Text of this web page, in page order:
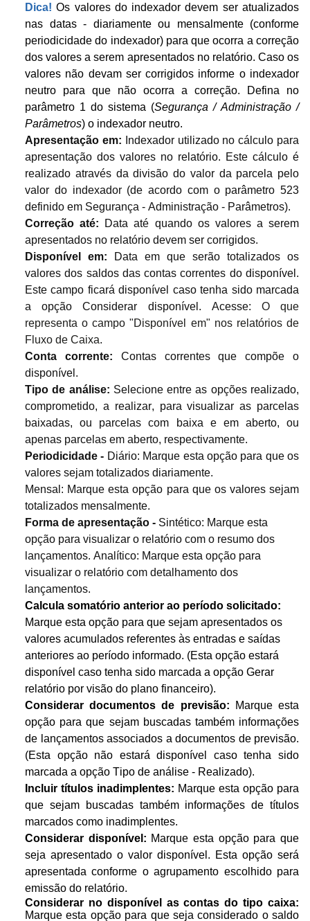
Dica! Os valores do indexador devem ser atualizados
nas datas - diariamente ou mensalmente (conforme
periodicidade do indexador) para que ocorra a correção
dos valores a serem apresentados no relatório. Caso os
valores não devam ser corrigidos informe o indexador
neutro para que não ocorra a correção. Defina no
parâmetro 1 do sistema (Segurança / Administração /
Parâmetros) o indexador neutro.
Apresentação em: Indexador utilizado no cálculo para
apresentação dos valores no relatório. Este cálculo é
realizado através da divisão do valor da parcela pelo
valor do indexador (de acordo com o parâmetro 523
definido em Segurança - Administração - Parâmetros).
Correção até: Data até quando os valores a serem
apresentados no relatório devem ser corrigidos.
Disponível em: Data em que serão totalizados os
valores dos saldos das contas correntes do disponível.
Este campo ficará disponível caso tenha sido marcada
a opção Considerar disponível. Acesse: O que
representa o campo "Disponível em" nos relatórios de
Fluxo de Caixa.
Conta corrente: Contas correntes que compõe o
disponível.
Tipo de análise: Selecione entre as opções realizado,
comprometido, a realizar, para visualizar as parcelas
baixadas, ou parcelas com baixa e em aberto, ou
apenas parcelas em aberto, respectivamente.
Periodicidade - Diário: Marque esta opção para que os
valores sejam totalizados diariamente.
Mensal: Marque esta opção para que os valores sejam
totalizados mensalmente.
Forma de apresentação - Sintético: Marque esta
opção para visualizar o relatório com o resumo dos
lançamentos. Analítico: Marque esta opção para
visualizar o relatório com detalhamento dos
lançamentos.
Calcula somatório anterior ao período solicitado:
Marque esta opção para que sejam apresentados os
valores acumulados referentes às entradas e saídas
anteriores ao período informado. (Esta opção estará
disponível caso tenha sido marcada a opção Gerar
relatório por visão do plano financeiro).
Considerar documentos de previsão:
Marque esta
opção para que sejam buscadas também informações
de lançamentos associados a documentos de previsão.
(Esta opção não estará disponível caso tenha sido
marcada a opção Tipo de análise - Realizado).
Incluir títulos inadimplentes: Marque esta opção para
que sejam buscadas também informações de títulos
marcados como inadimplentes.
Considerar disponível: Marque esta opção para que
seja apresentado o valor disponível. Esta opção será
apresentada conforme o agrupamento escolhido para
emissão do relatório.
Considerar no disponível as contas do tipo caixa:
Marque esta opção para que seja considerado o saldo